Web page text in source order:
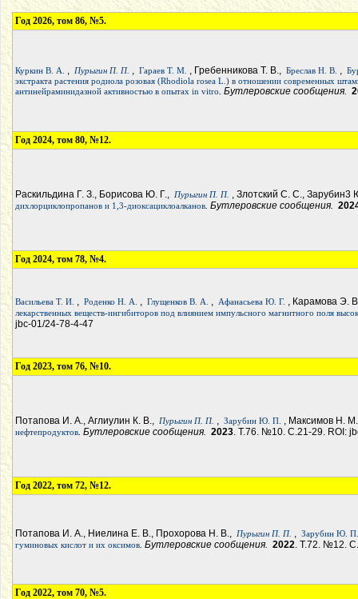
Год 2026, том 86, №5.
Куркин В. А. , Пурыгин П. П. , Гараев Т. М. , Гребенникова Т. В., Бреслав Н. В. ,
экстракта растения родиола розовая (Rhodiola rosea L.) в отношении современных
антинейраминидазной активностью в опытах in vitro. Бутлеровские сообщения.
Год 2024, том 80, №12.
Раскильдина Г. З., Борисова Ю. Г., Пурыгин П. П. , Злотский С. С.,
дихлорциклопропанов и 1,3-диоксациклоалканов. Бутлеровские сообщения.
Год 2024, том 78, №4.
Васильева Т. И. , Роденко Н. А. , Глущенков В. А. , Афанасьева Ю. Г. , Карамова Э.
лекарственных веществ-ингибиторов под влиянием импульсного магнитного поля
jbc-01/24-78-4-47
Год 2023, том 76, №10.
Потапова И. А., Аглиулин К. В., Пурыгин П. П. , Зарубин Ю. П. , Максимов Н.
нефтепродуктов. Бутлеровские сообщения. 2023. Т.76. №10. С.21-29. ROI:
Год 2022, том 72, №12.
Потапова И. А., Ниелина Е. В., Прохорова Н. В., Пурыгин П. П. , Зарубин Ю. П.
гуминовых кислот и их оксимов. Бутлеровские сообщения. 2022. Т.72. №12.
Год 2022, том 70, №5.